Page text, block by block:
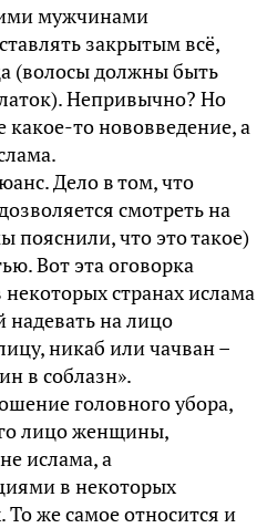
мужчинами
закрытым всё,
(волосы должны быть
Непривычно? Но
какое-то нововведение, а
Дело в том, что
смотреть на
пояснили, что это такое)
Вот эта оговорка
странах ислама
надевать на лицо
никаб или чачван –
в соблазн».
головного убора,
лицо женщины,
ислама, а
в некоторых
То же самое относится и